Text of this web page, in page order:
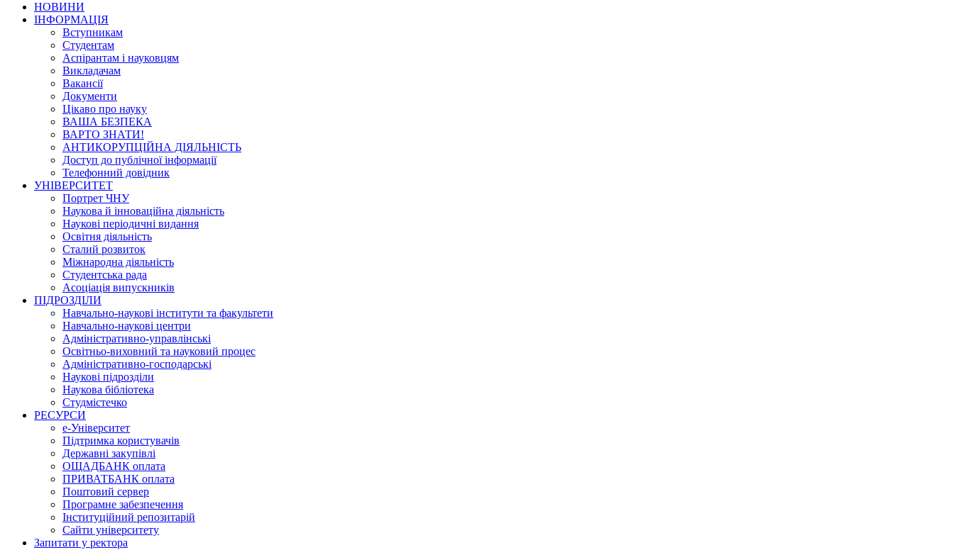
НОВИНИ
ІНФОРМАЦІЯ
Вступникам
Студентам
Аспірантам і науковцям
Викладачам
Вакансії
Документи
Цікаво про науку
ВАША БЕЗПЕКА
ВАРТО ЗНАТИ!
АНТИКОРУПЦІЙНА ДІЯЛЬНІСТЬ
Доступ до публічної інформації
Телефонний довідник
УНІВЕРСИТЕТ
Портрет ЧНУ
Наукова й інноваційна діяльність
Наукові періодичні видання
Освітня діяльність
Сталий розвиток
Міжнародна діяльність
Студентська рада
Асоціація випускників
ПІДРОЗДІЛИ
Навчально-наукові інститути та факультети
Навчально-наукові центри
Адміністративно-управлінські
Освітньо-виховний та науковий процес
Адміністративно-господарські
Наукові підрозділи
Наукова бібліотека
Студмістечко
РЕСУРСИ
е-Університет
Підтримка користувачів
Державні закупівлі
ОЩАДБАНК оплата
ПРИВАТБАНК оплата
Поштовий сервер
Програмне забезпечення
Інституційний репозитарій
Сайти університету
Запитати у ректора